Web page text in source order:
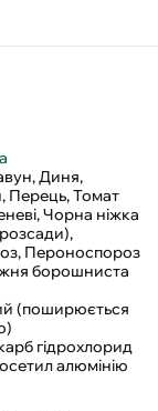
Диня,
Перець, Томат
Чорна ніжка
Пероноспороз
борошниста
(поширюється
гідрохлорид
алюмінію